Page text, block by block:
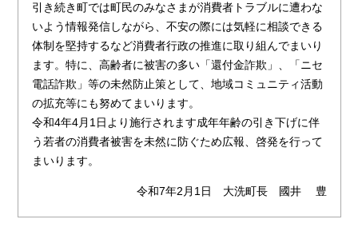
引き続き町では町民のみなさまが消費者トラブルに遭わな
いよう情報発信しながら、不安の際には気軽に相談できる
体制を堅持するなど消費者行政の推進に取り組んでまいり
ます。特に、高齢者に被害の多い「還付金詐欺」、「ニセ
電話詐欺」等の未然防止策として、地域コミュニティ活動
の拡充等にも努めてまいります。
令和4年4月1日より施行されます成年年齢の引き下げに伴
う若者の消費者被害を未然に防ぐため広報、啓発を行って
まいります。
令和7年2月1日 大洗町長 國井 豊